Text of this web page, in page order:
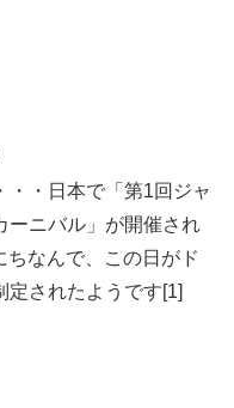
・・日本で「第1回ジャ
ーニバル」が開催され
ちなんで、この日がド
定されたようです[1]